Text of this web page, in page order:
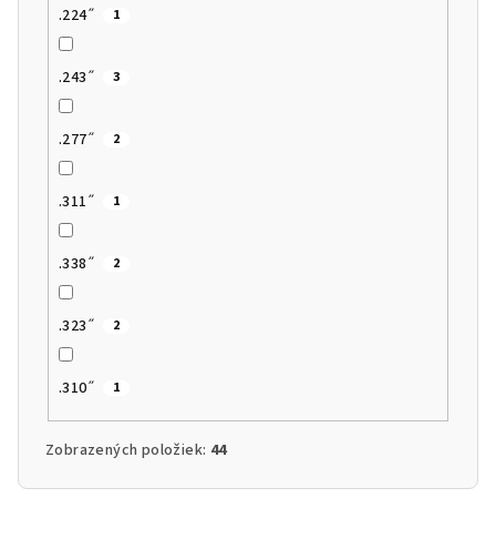
.224˝ 1
.243˝ 3
.277˝ 2
.311˝ 1
.338˝ 2
.323˝ 2
.310˝ 1
Zobrazených položiek: 44